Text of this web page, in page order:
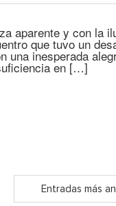
aparente y con la
que tuvo un
una inesperada
en […]
Entradas más